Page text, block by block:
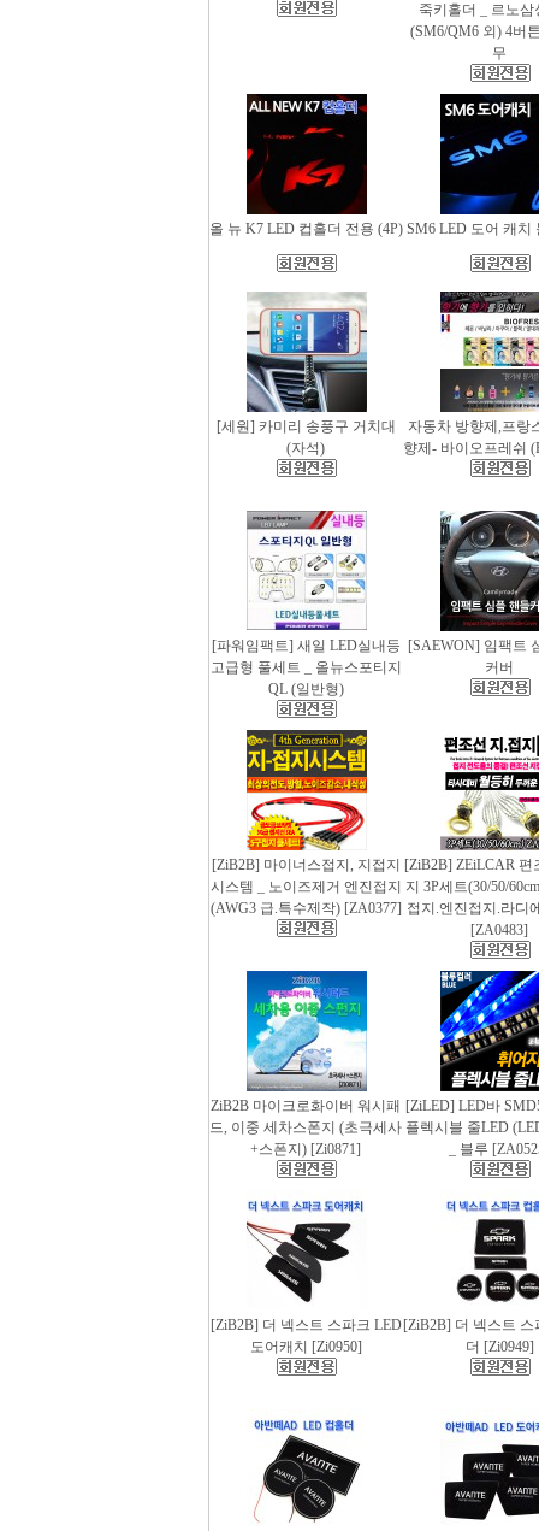
죽키홀더 _ 르노삼
(SM6/QM6 외) 4버
무
올 뉴 K7 LED 컵홀더 전용 (4P) SM6 LED 도어 캐치
[세원] 카미리 송풍구 거치대
(자석)
자동차 방향제,프랑
향제- 바이오프레쉬
[파워임팩트] 새일 LED실내등
고급형 풀세트 _ 올뉴스포티지
QL (일반형)
[SAEWON] 임팩트
커버
[ZiB2B] 마이너스접지, 지접지
시스템 _ 노이즈제거 엔진접지
(AWG3 급.특수제작) [ZA0377]
[ZiB2B] ZEiLCAR 편
지 3P세트(30/50/
접지.엔진접지.라디
[ZA0483]
ZiB2B 마이크로화이버 워시패
드, 이중 세차스폰지 (초극세사
+스폰지) [Zi0871]
[ZiLED] LED바
플렉시블 줄LED
_ 블루
[ZiB2B] 더 넥스트 스파크 LED
도어캐치 [Zi0950]
[ZiB2B] 더 넥스트 스
더 [Zi0949]